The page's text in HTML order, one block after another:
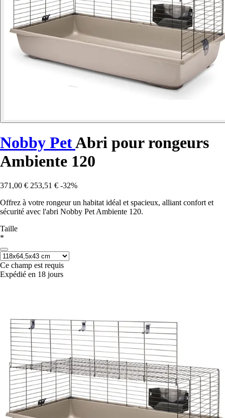
Nobby PetAbri pour rongeurs
Ambiente 120
371,00 € 253,51 € -32%
Offrez à votre rongeur un habitat idéal et spacieux, alliant confort et
sécurité avec l'abri Nobby Pet Ambiente 120.
Taille
*
Ce champ est requis
Expédié en 18 jours